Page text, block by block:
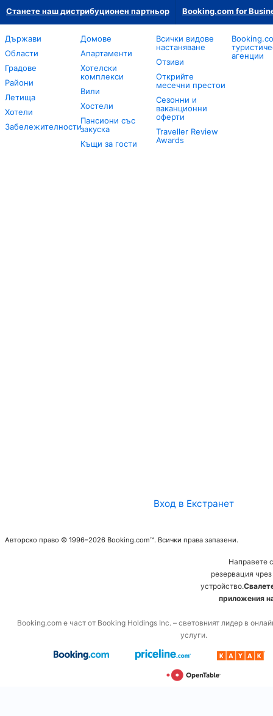
Станете наш дистрибуционен партньор Booking.com for
Държави
Области
Градове
Райони
Летища
Хотели
Забележителности
Домове
Апартаменти
Хотелски
комплекси
Вили
Хостели
Пансиони със
закуска
Къщи за гости
Всички видове
настаняване
Отзиви
Открийте
месечни престои
Сезонни и
ваканционни
оферти
Traveller Review
Awards
агенции
Вход в Екстранет
Авторско право © 1996–2026 Booking.com™. Всички права запазени.
Направете
резервация
устройство.
приложения
Booking.com е част от Booking Holdings Inc. – световният лидер в
услуги.